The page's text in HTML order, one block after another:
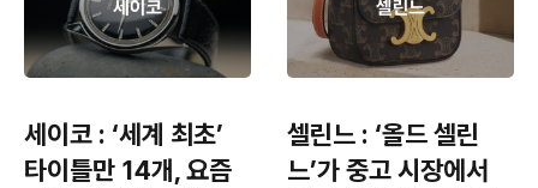
세이코 : ‘세계 최초’
타이틀만 14개, 요즘
셀린느 : ‘올드 셀린
느’가 중고 시장에서